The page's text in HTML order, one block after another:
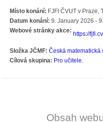
Místo konání: FJFI ČVUT v
Datum konání: 9. January 2026 -
Webové stránky akce:
https://
Složka JČMF: Česká matematická
Cílová skupina: Pro učitele.
Obsah